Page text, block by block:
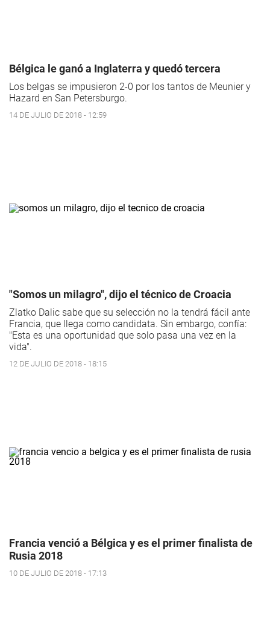
Bélgica le ganó a Inglaterra y quedó tercera
Los belgas se impusieron 2-0 por los tantos de Meunier y
Hazard en San Petersburgo.
14 DE JULIO DE 2018 - 12:59
"Somos un milagro", dijo el técnico de Croacia
Zlatko Dalic sabe que su selección no la tendrá fácil ante
Francia, que llega como candidata. Sin embargo, confía:
"Esta es una oportunidad que solo pasa una vez en la
vida".
12 DE JULIO DE 2018 - 18:15
Francia venció a Bélgica y es el primer finalista de
Rusia 2018
10 DE JULIO DE 2018 - 17:13